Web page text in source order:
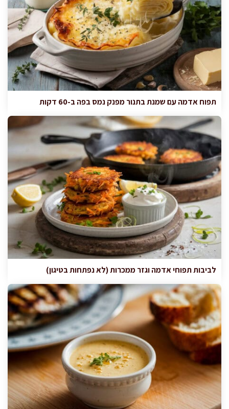
תפוח אדמה עם שמנת בתנור מפנק נמס בפה ב-60 דקות
לביבות תפוחי אדמה וגזר ממכרות (לא נפתחות בטיגון)